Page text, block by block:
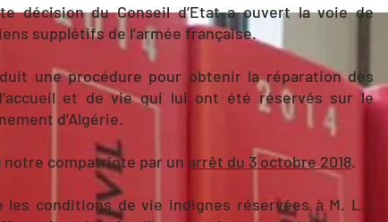
décision du Conseil d’Etat a ouvert la voie de
supplétifs de l’armée française.
une procédure pour obtenir la réparation des
et de vie qui lui ont été réservés sur le
d’Algérie.
notre compatriote par un arrêt du 3 octobre 2018.
conditions de vie indignes réservées à M. L...